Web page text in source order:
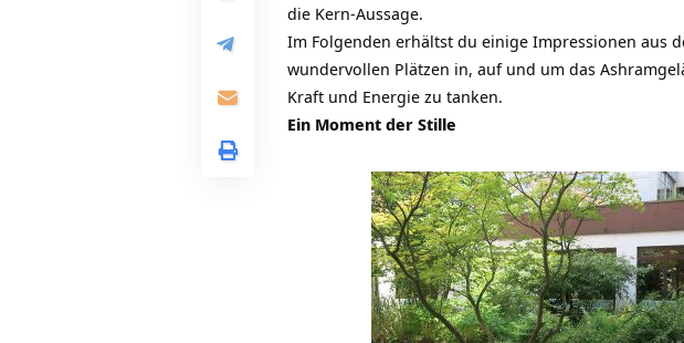
die Kern-Aussage.
Im Folgenden erhältst du einige Impressionen aus
wundervollen Plätzen in, auf und um das
Kraft und Energie zu tanken.
Ein Moment der Stille